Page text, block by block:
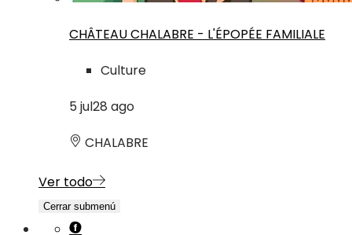
CHÂTEAU CHALABRE - L'ÉPOPÉE FAMILIALE
Culture
5 jul28 ago
CHALABRE
Ver todo
Cerrar submenú